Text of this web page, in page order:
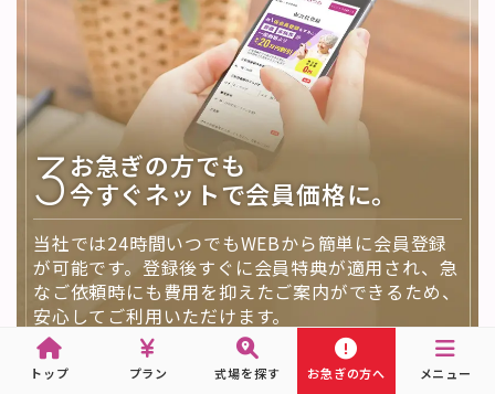
トップ プラン 式場を探す お急ぎの方へ メニュー
3お急ぎの方でも
今すぐネットで会員価格に。
当社では24時間いつでもWEBから簡単に会員登録
が可能です。登録後すぐに会員特典が適用され、急
なご依頼時にも費用を抑えたご案内ができるため、
安心してご利用いただけます。